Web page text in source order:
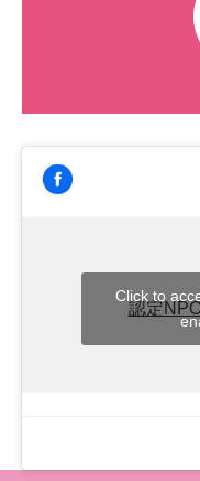
認定
Click to